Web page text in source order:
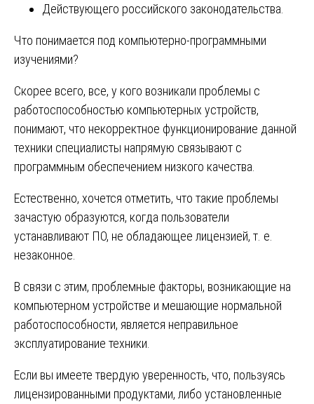
Действующего российского законодательства.
Что понимается под компьютерно-программными
изучениями?
Скорее всего, все, у кого возникали проблемы с
работоспособностью компьютерных устройств,
понимают, что некорректное функционирование данной
техники специалисты напрямую связывают с
программным обеспечением низкого качества.
Естественно, хочется отметить, что такие проблемы
зачастую образуются, когда пользователи
устанавливают ПО, не обладающее лицензией, т. е.
незаконное.
В связи с этим, проблемные факторы, возникающие на
компьютерном устройстве и мешающие нормальной
работоспособности, является неправильное
эксплуатирование техники.
Если вы имеете твердую уверенность, что, пользуясь
лицензированными продуктами, либо установленные